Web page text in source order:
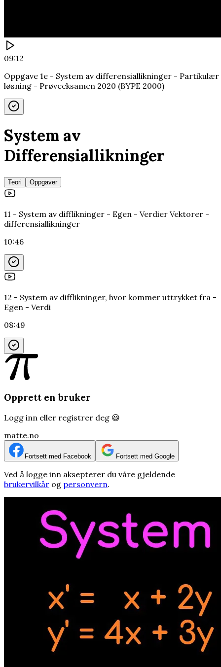
09:12
Oppgave 1e - System av differensiallikninger - Partikulær
løsning - Prøveeksamen 2020 (BYPE 2000)
System av
Differensiallikninger
Teori Oppgaver
11 - System av difflikninger - Egen - Verdier Vektorer -
differensiallikninger
10:46
12 - System av difflikninger, hvor kommer uttrykket fra -
Egen - Verdi
08:49
Opprett en bruker
Logg inn eller registrer deg 😃
matte.no
Fortsett med Facebook Fortsett med Google
Ved å logge inn aksepterer du våre gjeldende
brukervilkår og personvern.